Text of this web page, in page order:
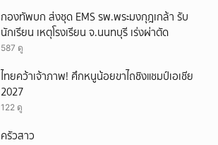
กองทัพบก ส่งชุด EMS รพ.พระมงกุฎเกล้า รับ
นักเรียน เหตุโรงเรียน จ.นนทบุรี เร่งผ่าตัด
587 ดู
ไทยคว้าเจ้าภาพ! ศึกหนูน้อยขาไถชิงแชมป์เอเชีย
2027
122 ดู
ครัวสาว